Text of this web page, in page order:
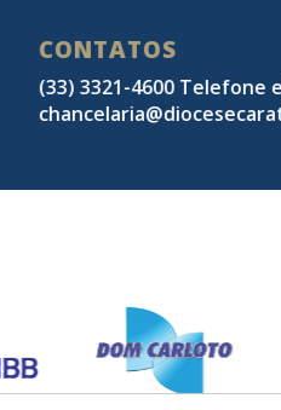
CONTATOS
(33) 3321-4600 Telefone